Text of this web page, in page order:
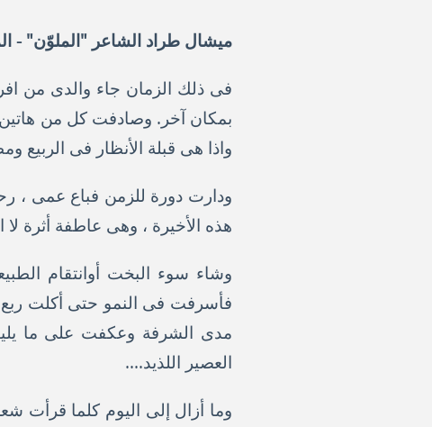
ميشال طراد الشاعر "الملوّن" -
فى ذلك الزمان جاء والدى من
بمكان آخر. وصادفت كل من هاتين
واذا هى قبلة الأنظار فى
ودارت دورة للزمن فباع عمى ،
هذه الأخيرة ، وهى عاطفة أثرة
وشاء سوء البخت أوانتقام
فأسرفت فى النمو حتى أكلت
مدى الشرفة وعكفت على ما
العصير اللذيد....
وما أزال إلى اليوم كلما قرأت